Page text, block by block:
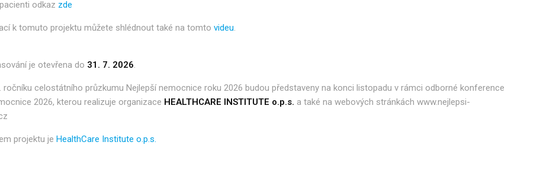
odkaz zde
k tomuto projektu můžete shlédnout také na tomto videu.
je otevřena do 31. 7. 2026.
ročníku celostátního průzkumu Nejlepší nemocnice roku 2026 budou představeny na konci listopadu v rámci odborné konference
2026, kterou realizuje organizace HEALTHCARE INSTITUTE o.p.s. a také na webových stránkách www.nejlepsi-
projektu je HealthCare Institute o.p.s.